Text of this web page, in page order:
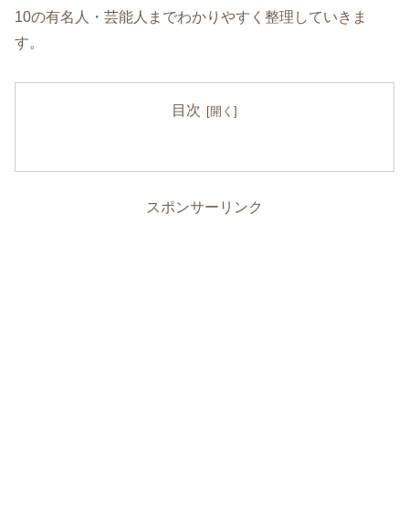
10の有名人・芸能人までわかりやすく整理していきま
す。
目次
スポンサーリンク